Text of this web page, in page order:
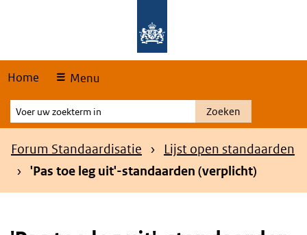
Home Menu
Voer
uw
zoekterm
Zoeken
Kruimelpad
Forum Standaardisatie
Lijst open standaarden
'Pas toe leg uit'-standaarden (verplicht)